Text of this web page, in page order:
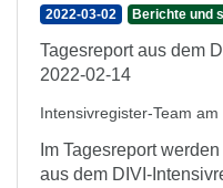
2022-03-02 Berichte und
Tagesreport aus dem
2022-02-14
Intensivregister-Team am
Im Tagesreport
aus dem DIVI-